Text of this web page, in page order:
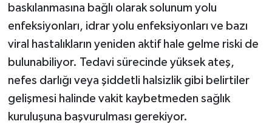
baskılanmasına bağlı olarak solunum yolu
enfeksiyonları, idrar yolu enfeksiyonları ve bazı
viral hastalıkların yeniden aktif hale gelme riski de
bulunabiliyor. Tedavi sürecinde yüksek ateş,
nefes darlığı veya şiddetli halsizlik gibi belirtiler
gelişmesi halinde vakit kaybetmeden sağlık
kuruluşuna başvurulması gerekiyor.